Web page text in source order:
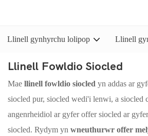
Llinell gynhyrchu lolipop Llinell
Llinell Fowldio Siocled
Mae llinell fowldio siocled yn addas ar
siocled pur, siocled wedi'i lenwi, a siocled
angenrheidiol ar gyfer offer siocled ar
siocled. Rydym yn wneuthurwr offer